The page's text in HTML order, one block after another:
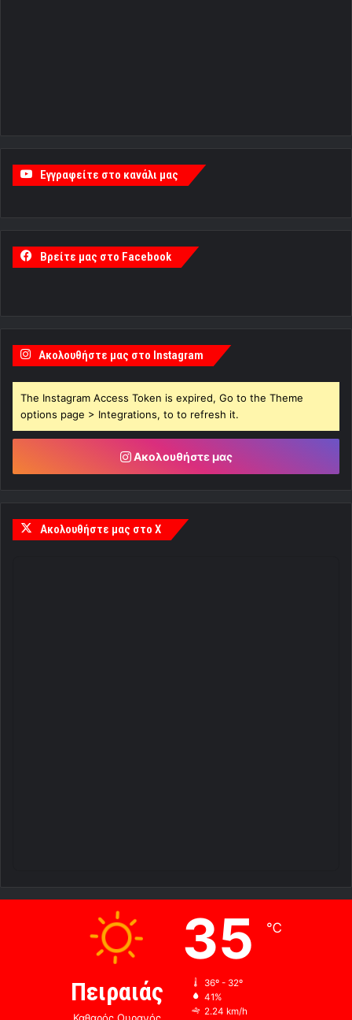
Εγγραφείτε στο κανάλι μας
Βρείτε μας στο Facebook
Ακολουθήστε μας στο Instagram
The Instagram Access Token is expired, Go to the Theme
options page > Integrations, to to refresh it.
Ακολουθήστε μας
Ακολουθήστε μας στο X
Πειραιάς
Καθαρός Ουρανός
35 ℃
36º - 32º
41%
2.24 km/h